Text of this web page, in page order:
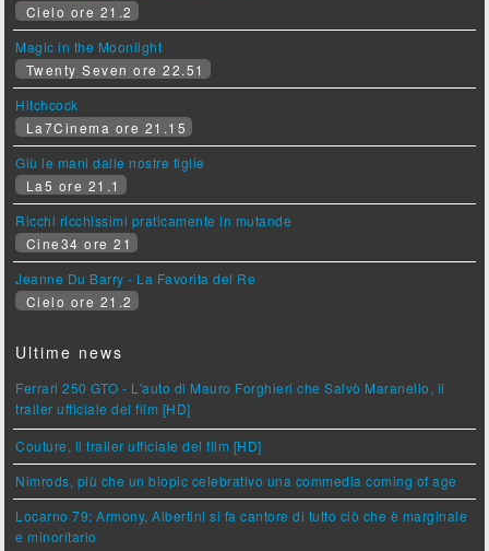
Cielo ore 21.2
Magic in the Moonlight
Twenty Seven ore 22.51
Hitchcock
La7Cinema ore 21.15
Giù le mani dalle nostre figlie
La5 ore 21.1
Ricchi ricchissimi praticamente in mutande
Cine34 ore 21
Jeanne Du Barry - La Favorita del Re
Cielo ore 21.2
Ultime news
Ferrari 250 GTO - L'auto di Mauro Forghieri che Salvò Maranello, il
trailer ufficiale del film [HD]
Couture, il trailer ufficiale del film [HD]
Nimrods, più che un biopic celebrativo una commedia coming of age
Locarno 79: Armony, Albertini si fa cantore di tutto ciò che è marginale
e minoritario